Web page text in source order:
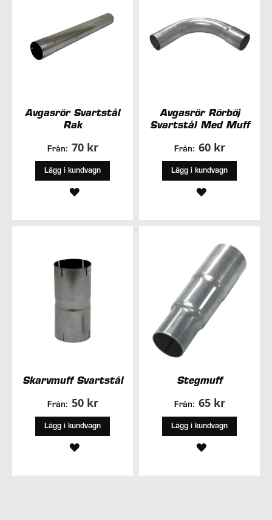
Avgasrör Svartstål
Rak
Från: 70 kr
Lägg i kundvagn
LÄGG
Avgasrör Rörböj
Svartstål Med Muff
Från: 60 kr
Lägg i kundvagn
LÄGG
ÖNSKELISTA
Skarvmuff Svartstål
Från: 50 kr
Lägg i kundvagn
LÄGG
Stegmuff
Från: 65 kr
Lägg i kundvagn
LÄGG